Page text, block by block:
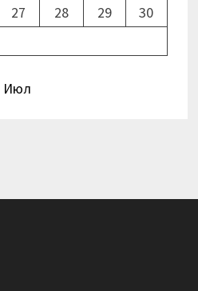
27 28 29
30
Июл